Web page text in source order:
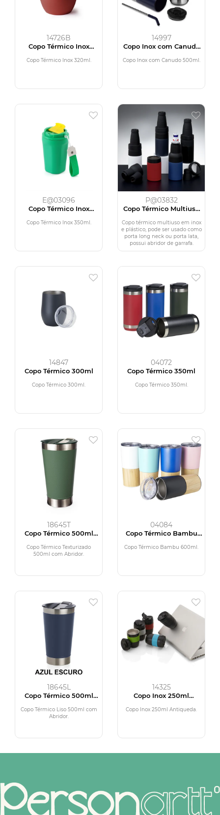
14726B
Copo Térmico Inox
Copo Térmico Inox 320ml.
14997
Copo Inox com Canudo
Copo Inox com Canudo 500ml.
E@03096
Copo Térmico Inox
Copo Térmico Inox 350ml.
P@03832
Copo Térmico Multiuso
Copo térmico multiuso em inox
e plástico, pode ser usado como
porta long neck ou porta lata,
possui abridor de garrafa.
14847
Copo Térmico 300ml
Copo Térmico 300ml.
04072
Copo Térmico 350ml
Copo Térmico 350ml.
18645T
Copo Térmico 500ml
Copo Térmico Texturizado
500ml com Abridor.
04084
Copo Térmico Bambu
Copo Térmico Bambu 600ml.
18645L
Copo Térmico 500ml
Copo Térmico Liso 500ml com
Abridor.
14325
Copo Inox 250ml
Copo Inox 250ml Antiqueda.